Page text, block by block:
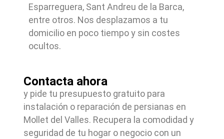
Esparreguera, Sant Andreu de la Barca,
entre otros. Nos desplazamos a tu
domicilio en poco tiempo y sin costes
ocultos.
Contacta ahora
y pide tu presupuesto gratuito para
instalación o reparación de persianas en
Mollet del Valles. Recupera la comodidad y
seguridad de tu hogar o negocio con un